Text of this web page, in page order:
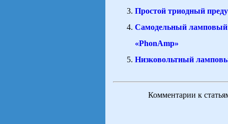
Простой триодный
Самодельный ламповый
«PhonAmp»
Низковольтный
Комментарии к